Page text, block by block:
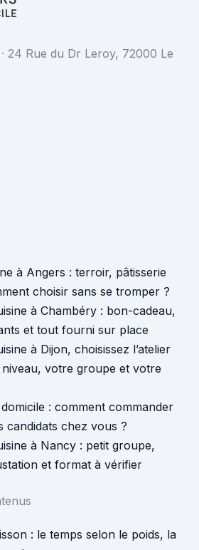
· 24 Rue du Dr Leroy, 72000 Le
à Angers : terroir, pâtisserie
choisir sans se tromper ?
à Chambéry : bon-cadeau,
et tout fourni sur place
à Dijon, choisissez l’atelier
votre groupe et votre
: comment commander
candidats chez vous ?
à Nancy : petit groupe,
et format à vérifier
: le temps selon le poids, la